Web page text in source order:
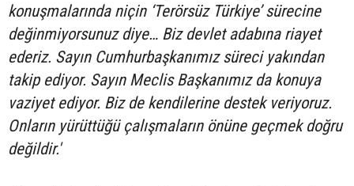
konuşmalarında niçin ‘Terörsüz Türkiye’ sürecine
değinmiyorsunuz diye… Biz devlet adabına riayet
ederiz. Sayın Cumhurbaşkanımız süreci yakından
takip ediyor. Sayın Meclis Başkanımız da konuya
vaziyet ediyor. Biz de kendilerine destek veriyoruz.
Onların yürüttüğü çalışmaların önüne geçmek doğru
değildir.'